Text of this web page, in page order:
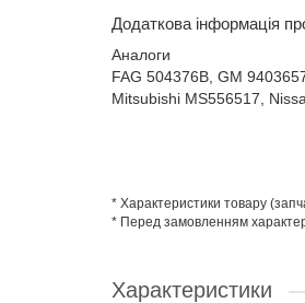
Додаткова інформація
Аналоги
FAG 504376B, GM
Mitsubishi MS556517,
* Характеристики товару
* Перед замовленням
Характеристики